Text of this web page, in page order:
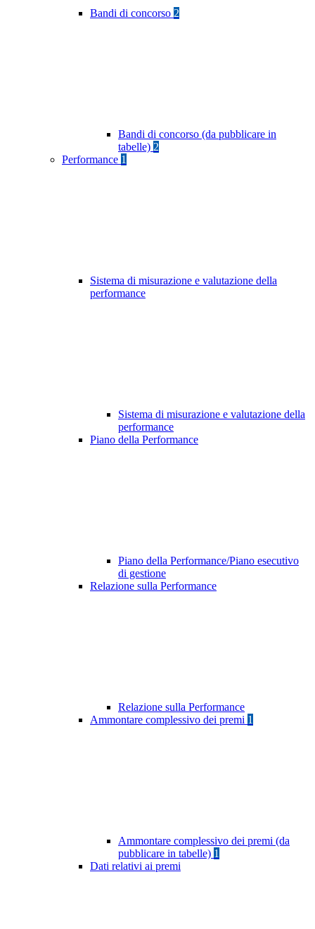
Bandi di concorso 2
Bandi di concorso (da pubblicare in
tabelle) 2
Performance 1
Sistema di misurazione e valutazione della
performance
Sistema di misurazione e valutazione della
performance
Piano della Performance
Piano della Performance/Piano esecutivo
di gestione
Relazione sulla Performance
Relazione sulla Performance
Ammontare complessivo dei premi 1
Ammontare complessivo dei premi (da
pubblicare in tabelle) 1
Dati relativi ai premi